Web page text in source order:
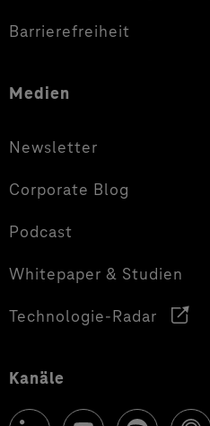
Barrierefreiheit
Medien
Newsletter
Corporate Blog
Podcast
Whitepaper & Studien
Technologie-Radar
Kanäle